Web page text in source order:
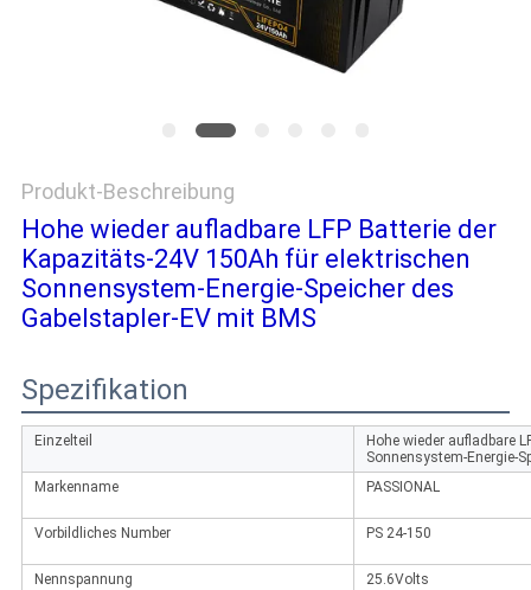
Produkt-Beschreibung
Hohe wieder aufladbare LFP Batterie der
Kapazitäts-24V 150Ah für elektrischen
Sonnensystem-Energie-Speicher des
Gabelstapler-EV mit BMS
Spezifikation
Einzelteil
Hohe wieder aufladbare
Sonnensystem-Energie-
Markenname
PASSIONAL
Vorbildliches Number PS 24-150
Nennspannung 25.6Volts